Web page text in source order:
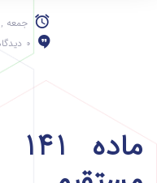
جمعه , 27 تیر 1404
0 دیدگاه